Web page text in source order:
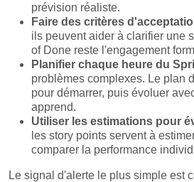
prévision réaliste.
Faire des critères
ils peuvent aider à clarifier une
of Done reste l'engagement
Planifier chaque heure du
problèmes complexes. Le plan
pour démarrer, puis évoluer
apprend.
Utiliser les estimations pour
les story points servent à
comparer la performance
Le signal d'alerte le plus simple est